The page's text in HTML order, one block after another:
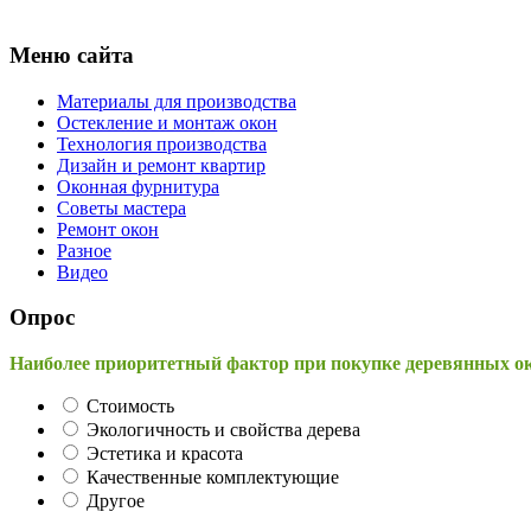
Меню сайта
Материалы для производства
Остекление и монтаж окон
Технология производства
Дизайн и ремонт квартир
Оконная фурнитура
Советы мастера
Ремонт окон
Разное
Видео
Опрос
Наиболее приоритетный фактор при покупке деревянных
Стоимость
Экологичность и свойства дерева
Эстетика и красота
Качественные комплектующие
Другое